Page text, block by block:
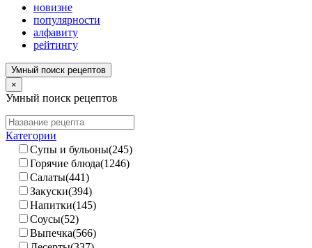
новизне
популярности
алфавиту
рейтингу
Умный поиск рецептов
×
Умный поиск рецептов
Категории
Супы и бульоны(245)
Горячие блюда(1246)
Салаты(441)
Закуски(394)
Напитки(145)
Соусы(52)
Выпечка(566)